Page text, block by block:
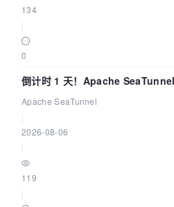
134
0
倒计时 1 天！Apache
Community Over Code Asia
Apache SeaTunnel
2026-08-06
119